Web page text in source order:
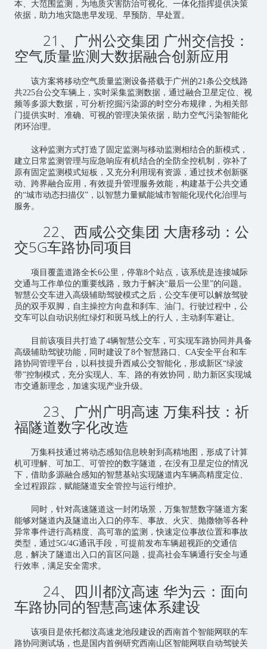
本、大范围监测，为地质灾害防治可视化、一体化指挥提供决策
依据，助力地灾隐患早发现、早预防、早处置。
21、广州公交集团 广州交信投：
空气质量监测大数据融合创新应用
该方案将移动空气质量监测设备搭载于广州的21条公交线路
共225台公交车辆上，实时采集监测数据，通过融合卫星定位、视
频等多源大数据，可分析挖掘污染源的时空分布规律，为相关部
门提供实时、准确、可视的管理决策依据，助力空气污染智能化
闭环治理。
这种监测方式打造了固定监测与移动监测相结合的新模式，
建立日常监测管理与应急响应有机结合的全防全控机制，弥补了
原有固定监测模式短板，又充分利用现有资源，通过技术创新驱
动、跨界融合应用，有效提升管理服务效能，构建基于公共交通
的“城市动态扫描仪”，以智慧力量赋能城市智能化现代化治理与
服务。
22、西咸公交集团 大唐移动：公
交5G车路协同项目
项目覆盖道路全长6公里，停靠8个站点，该系统是连接城际
交通与工作单位的重要线路，致力于解决“最后一公里”的问题。
智慧公交车进入高级辅助驾驶模式之后，公交车便可以解放驾驶
员的双手双脚，自主操控方向盘和刹车、油门。行驶过程中，公
交车可以自动识别红绿灯和斑马线上的行人，主动刹车避让。
目前该项目共打造了4辆智慧公交车，可实现车路协同并具备
高级辅助驾驶功能，同时建设了8个智慧路口、CA安全平台和车
路协同管理平台，以科技提升西咸公交智能化，形成新区“绿波
带”控制模式，充分实现人、车、路的有效协同，助力新区实现城
市交通新理念，加速实现产业升级。
23、广州广明高速 万集科技：祈
福隧道数字化改造
万集科技通过将动态感知信息映射到高精地图，形成了计算
机可理解、可加工、可管控的数字隧道，在没有卫星定位的情况
下，借助多源融合感知的智慧基站实现隧道内车辆高精度定位、
全过程跟踪，赋能隧道安全管控与运行维护。
同时，针对高速隧道这一封闭场景，万集智慧数字隧道方案
能够对隧道内及隧道出入口的停车、事故、火灾、抛撒物等各种
异常事件进行高精度、高可靠的监测，快速定位事故位置和事故
类型，通过5G/4G通讯手段，可提前发布车辆超视距的交通信
息，解决了隧道出入口的盲区问题，提高社会车辆通行安全与通
行效率，满足安全需求。
24、四川都汶高速 华为云：面向
车路协同的智慧高速体系建设
该项目是依托都汶高速龙池段建设的西南首个智能网联的车
路协同测试场，也是国内首例研究西南山区智能网联自动驾驶关